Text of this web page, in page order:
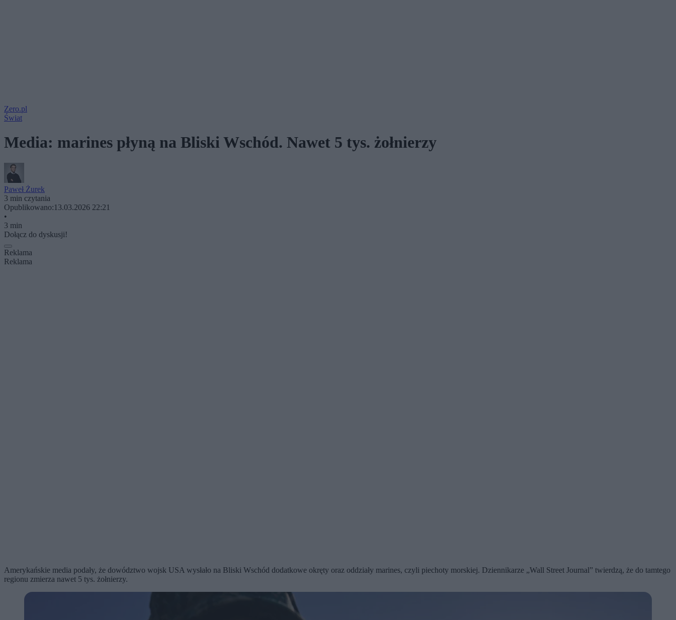
Zero.pl
Świat
Media: marines płyną na Bliski Wschód. Nawet 5 tys. żołnierzy
Paweł Żurek
3 min czytania
Opublikowano:13.03.2026 22:21
•
3 min
Dołącz do dyskusji!
Reklama
Reklama
Amerykańskie media podały, że dowództwo wojsk USA wysłało na Bliski Wschód dodatkowe okręty oraz oddziały marines, czyli piechoty morskiej. Dziennikarze „Wall Street Journal” twierdzą, że do tamtego
regionu zmierza nawet 5 tys. żołnierzy.